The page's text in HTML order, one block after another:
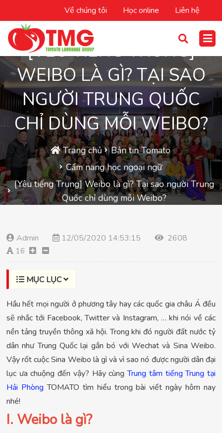
Về chúng tôi Học online Liên hệ
[YÊU TIẾNG TRUNG]
WEIBO LÀ GÌ? TẠI SAO
NGƯỜI TRUNG QUỐC
CHỈ DÙNG MỖI WEIBO?
Trang chủ
Bản tin Tomato
Cẩm nang học ngoại ngữ
[Yêu tiếng Trung] Weibo là gì? Tại sao người Trung
Quốc chỉ dùng mỗi Weibo?
Admin 12/05/2020 14:53:15
2608
16
MỤC LỤC
Hầu hết mọi người ở phương tây hay các quốc gia châu Á đều
sẽ nhắc tới Facebook, Twitter và Instagram, … khi nói về các
nền tảng truyền thông xã hội. Trong khi đó người đất nước tỷ
dân như Trung Quốc lại gắn bó với Wechat và Sina Weibo.
Vậy rốt cuộc Sina Weibo là gì và vì sao nó được người dân đại
lục ưa chuộng đến vậy? Hãy cùngTrung tâm tiếng Trung tại
Hải Phòng TOMATO tìm hiểu trong bài viết ngày hôm nay
nhé!
I. Weibo là gì?